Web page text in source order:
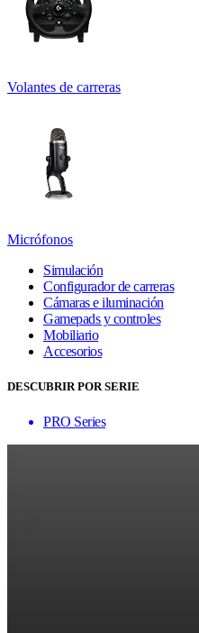
Volantes de carreras
Micrófonos
Simulación
Configurador de carreras
Cámaras e iluminación
Gamepads y controles
Mobiliario
Accesorios
DESCUBRIR POR SERIE
PRO Series